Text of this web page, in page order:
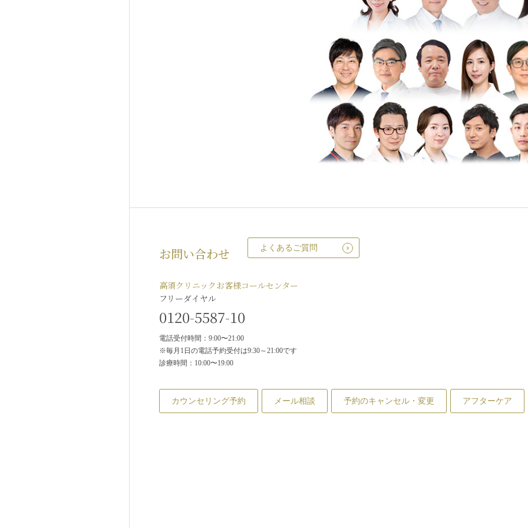
お問い合わせ よくあるご質問
高須クリニックお客様コールセンター
フリーダイヤル
0120-5587-10
電話受付時間：9:00〜21:00
※毎月1日の電話予約受付は9:30～21:00です
診療時間：10:00〜19:00
カウンセリング予約 メール相談 予約のキャンセル・変更 アフターケア